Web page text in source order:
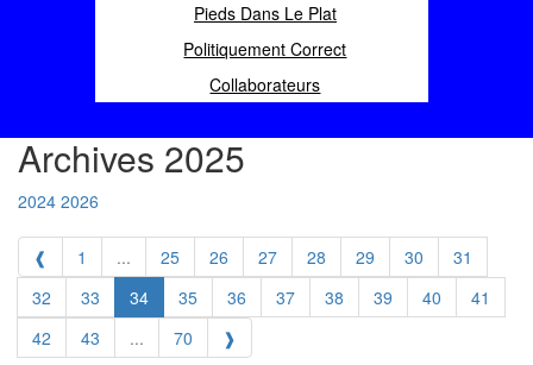
Pieds Dans Le Plat
Politiquement Correct
Collaborateurs
Archives 2025
2024 2026
❰ 1 ... 25 26 27 28 29 30
31
32
33 34 35 36 37 38 39 40
41
42
43 ... 70 ❱